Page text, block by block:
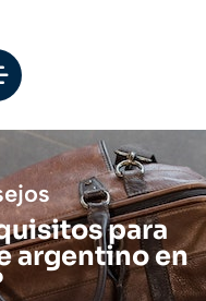
para
argentino en